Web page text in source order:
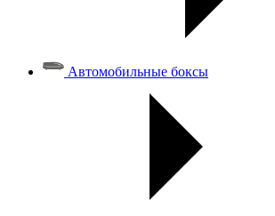
Автомобильные боксы